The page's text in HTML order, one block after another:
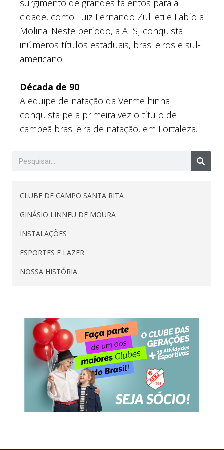
surgimento de grandes talentos para a
cidade, como Luiz Fernando Zullieti e Fabíola
Molina. Neste período, a AESJ conquista
inúmeros títulos estaduais, brasileiros e sul-
americano.
Década de 90
A equipe de natação da Vermelhinha
conquista pela primeira vez o título de
campeã brasileira de natação, em Fortaleza.
CLUBE DE CAMPO SANTA RITA
GINÁSIO LINNEU DE MOURA
INSTALAÇÕES
ESPORTES E LAZER
NOSSA HISTÓRIA